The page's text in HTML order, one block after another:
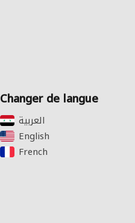
Changer de langue
English‎
French‎